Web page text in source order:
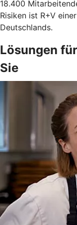
18.400
Risiken ist R+V
Deutschlands.
Lösungen
Sie